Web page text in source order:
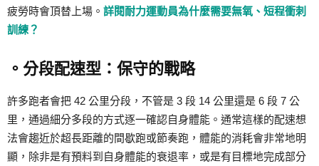
疲勞時會頂替上場。 詳閱耐力運動員為什麼需要無氧、短程衝刺
訓練？
。分段配速型：保守的戰略
許多跑者會把 42 公里分段，不管是 3 段 14 公里還是 6 段 7 公
里，通過細分多段的方式逐一確認自身體能。通常這樣的配速想
法會趨近於超長距離的間歇跑或節奏跑，體能的消耗會非常地明
顯，除非是有預料到自身體能的衰退率，或是有目標地完成部分